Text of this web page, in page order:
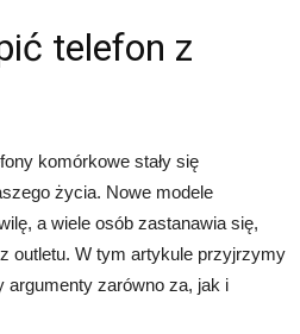
telefon z
komórkowe stały się
życia. Nowe modele
a wiele osób zastanawia się,
outletu. W tym artykule przyjrzymy
argumenty zarówno za, jak i